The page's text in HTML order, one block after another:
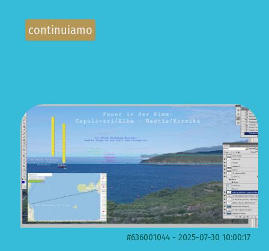
continuiamo
#636001044 - 2025-07-30 10:00:17